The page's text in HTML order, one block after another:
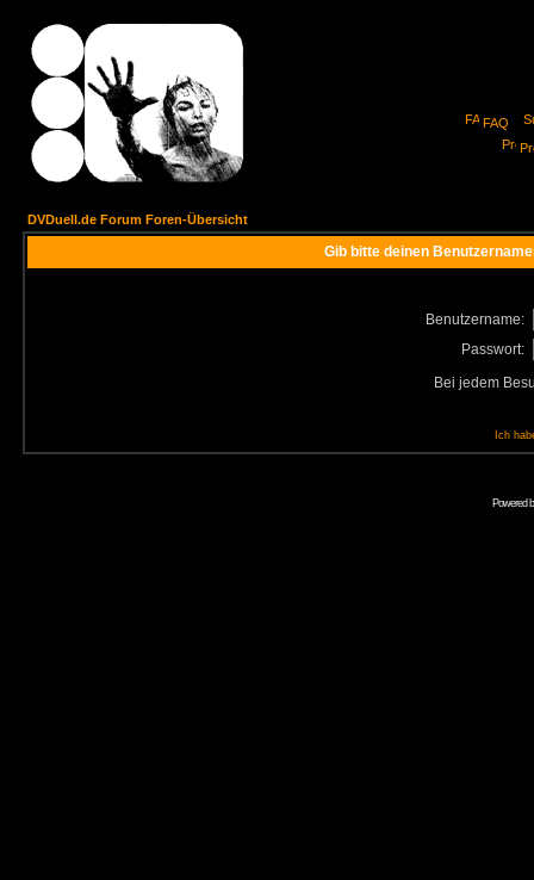
FAQ
DVDuell.de Forum Foren-Übersicht
Gib bitte deinen
Benutzername:
Passwort:
Bei jedem
Ich
Powered